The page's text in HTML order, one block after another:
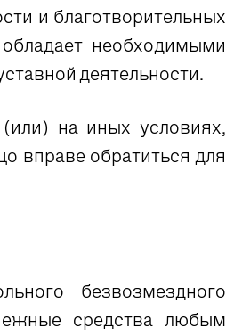
и благотворительных
необходимыми
деятельности.
на иных условиях,
вправе обратиться для
безвозмездного
средства любым